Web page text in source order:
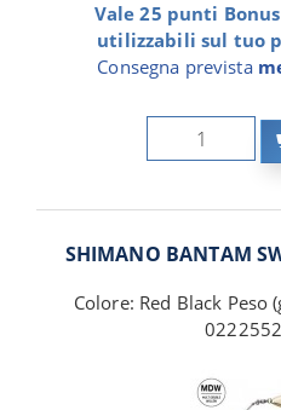
Vale 25 punti
utilizzabili sul tuo
Consegna prevista
SHIMANO BANTAM
Colore: Red Black Peso